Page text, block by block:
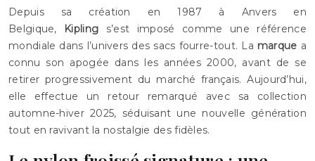
Depuis sa création en 1987 à Anvers en
Belgique,
Kipling s’est imposé comme une référence
mondiale dans l’univers des sacs fourre-tout. La marque a
connu son apogée dans les années 2000, avant de se
retirer progressivement du marché français. Aujourd’hui,
elle effectue un retour remarqué avec sa collection
automne-hiver 2025, séduisant une nouvelle génération
tout en ravivant la nostalgie des fidèles.